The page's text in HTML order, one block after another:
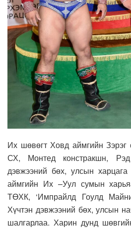
Их шөвөгт Ховд аймгийн
СХ, Монтед констракшн,
дэвжээний бөх, улсын
аймгийн Их –Уул сумын
ТӨХК, ‘Импрайлд Гоулд
Хүчтэн дэвжээний бөх, улсын
шалгарлаа. Харин дунд